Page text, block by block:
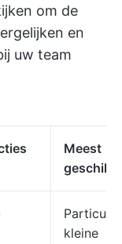
om de
en
uw team
Meest
geschikt
kleine